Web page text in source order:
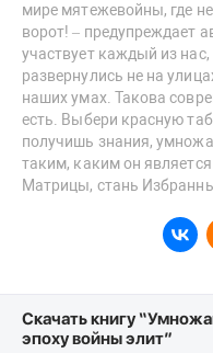
мире мятежевойны, где
ворот! – предупреждает
участвует каждый из
развернулись не на
наших умах. Такова
есть. Выбери красную
получишь знания,
таким, каким он
Матрицы, стань
Скачать книгу
эпоху войны элит”